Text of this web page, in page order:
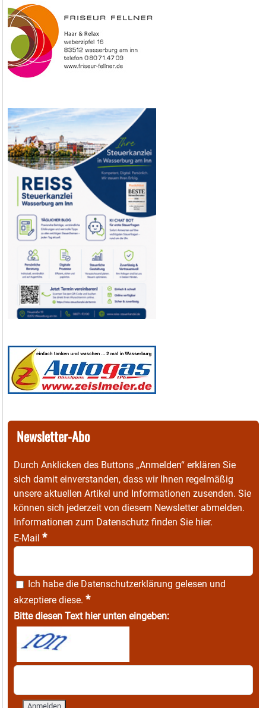
Newsletter-Abo
Durch Anklicken des Buttons „Anmelden“ erklären Sie
sich damit einverstanden, dass wir Ihnen regelmäßig
unsere aktuellen Artikel und Informationen zusenden. Sie
können sich jederzeit von diesem Newsletter abmelden.
Informationen zum Datenschutz finden Sie hier.
E-Mail *
Ich habe die Datenschutzerklärung gelesen und
akzeptiere diese. *
Bitte diesen Text hier unten eingeben: